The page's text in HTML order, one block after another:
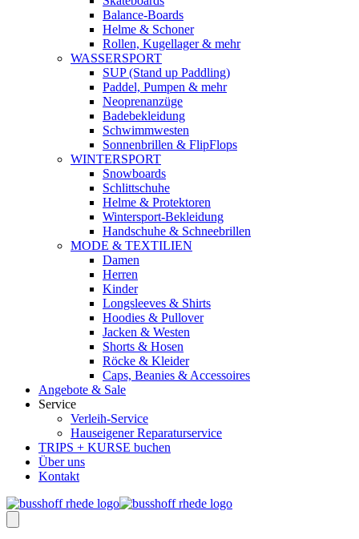
Balance-Boards
Helme & Schoner
Rollen, Kugellager & mehr
WASSERSPORT
SUP (Stand up Paddling)
Paddel, Pumpen & mehr
Neoprenanzüge
Badebekleidung
Schwimmwesten
Sonnenbrillen & FlipFlops
WINTERSPORT
Snowboards
Schlittschuhe
Helme & Protektoren
Wintersport-Bekleidung
Handschuhe & Schneebrillen
MODE & TEXTILIEN
Damen
Herren
Kinder
Longsleeves & Shirts
Hoodies & Pullover
Jacken & Westen
Shorts & Hosen
Röcke & Kleider
Caps, Beanies & Accessoires
Angebote & Sale
Service
Verleih-Service
Hauseigener Reparaturservice
TRIPS + KURSE buchen
Über uns
Kontakt